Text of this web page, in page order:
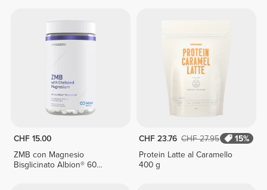
CHF 15.00
ZMB con Magnesio
Bisglicinato Albion® 60
CHF 23.76 CHF 27.95
15%
Protein Latte al Caramello
400 g